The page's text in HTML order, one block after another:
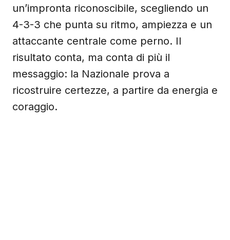
un’impronta riconoscibile, scegliendo un
4-3-3 che punta su ritmo, ampiezza e un
attaccante centrale come perno. Il
risultato conta, ma conta di più il
messaggio: la Nazionale prova a
ricostruire certezze, a partire da energia e
coraggio.